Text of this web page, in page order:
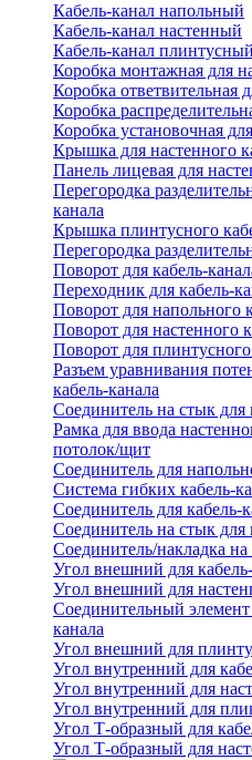
Кабель-канал напольный
Кабель-канал настенный
Кабель-канал плинтусный
Коробка монтажная для
Коробка ответвительная
Коробка
Коробка установочная
Крышка для настенного
Панель лицевая для
Перегородка
канала
Крышка плинтусного
Перегородка
Поворот для кабель-
Переходник для кабель-
Поворот для напольного
Поворот для настенного
Поворот для плинтусного
Разъем уравнивания
кабель-канала
Соединитель на стык для
Рамка для ввода
потолок/щит
Соединитель для
Система гибких кабель-
Соединитель для кабель-
Соединитель на стык для
Соединитель/накладка на
Угол внешний для
Угол внешний для
Соединительный
канала
Угол внешний для
Угол внутренний для
Угол внутренний для
Угол внутренний для
Угол Т-образный для
Угол Т-образный для